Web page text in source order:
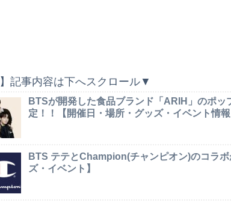
記事内容は下へスクロール▼
BTSが開発した食品ブランド「ARIH」のポッ
定！！【開催日・場所・グッズ・イベント情報
BTS テテとChampion(チャンピオン)のコラ
ズ・イベント】